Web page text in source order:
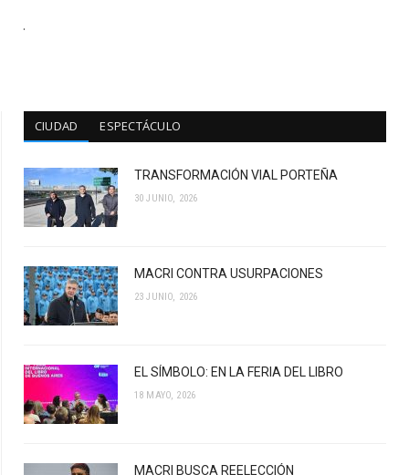
.
CIUDAD ESPECTÁCULO
TRANSFORMACIÓN VIAL PORTEÑA
30 JUNIO, 2026
MACRI CONTRA USURPACIONES
23 JUNIO, 2026
EL SÍMBOLO: EN LA FERIA DEL LIBRO
18 MAYO, 2026
MACRI BUSCA REELECCIÓN